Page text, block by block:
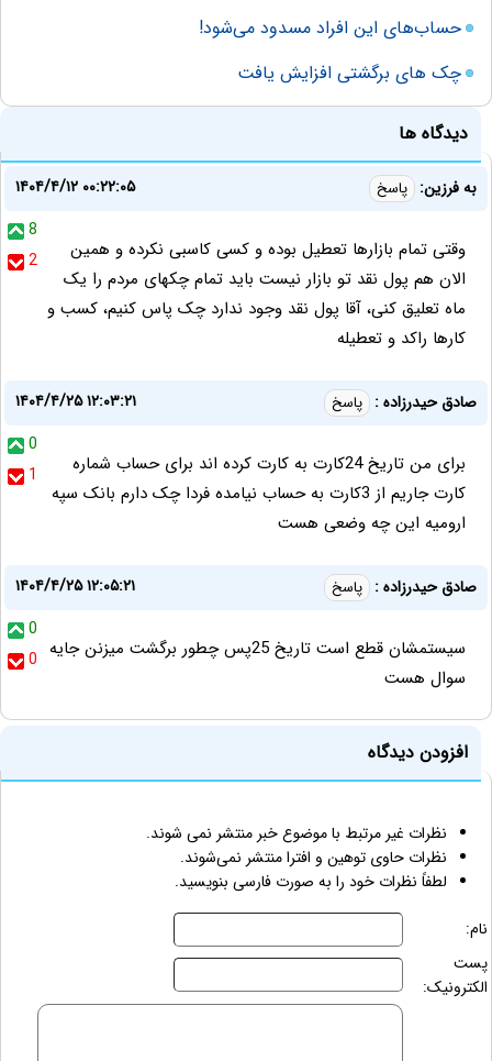
حساب‌های این افراد مسدود می‌شود!
چک های برگشتی افزایش یافت
دیدگاه ها
به فرزین: پاسخ
۱۴۰۴/۴/۱۲ ۰۰:۲۲:۰۵
8
2
وقتی تمام بازارها تعطیل بوده و کسی کاسبی نکرده و همین
الان هم پول نقد تو بازار نیست باید تمام چکهای مردم را یک
ماه تعلیق کنی، آقا پول نقد وجود ندارد چک پاس کنیم، کسب و
کارها راکد و تعطیله
صادق حیدرزاده : پاسخ
۱۴۰۴/۴/۲۵ ۱۲:۰۳:۲۱
0
1
برای من تاریخ 24کارت به کارت کرده اند برای حساب شماره
کارت جاریم از 3کارت به حساب نیامده فردا چک دارم بانک سپه
ارومیه این چه وضعی هست
صادق حیدرزاده : پاسخ
۱۴۰۴/۴/۲۵ ۱۲:۰۵:۲۱
0
0 سیستمشان قطع است تاریخ 25پس چطور برگشت میزنن جایه
سوال هست
افزودن دیدگاه
نظرات غیر مرتبط با موضوع خبر منتشر نمی شوند.
نظرات حاوی توهین و افترا منتشر نمی‌شوند.
لطفاً نظرات خود را به صورت فارسی بنویسید.
نام:
پست
الکترونیک: